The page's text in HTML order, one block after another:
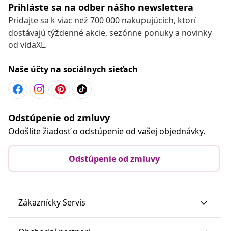
Prihláste sa na odber nášho newslettera
Pridajte sa k viac než 700 000 nakupujúcich, ktorí
dostávajú týždenné akcie, sezónne ponuky a novinky
od vidaXL.
Naše účty na sociálnych sieťach
Odstúpenie od zmluvy
Odošlite žiadosť o odstúpenie od vašej objednávky.
Odstúpenie od zmluvy
Zákaznícky Servis